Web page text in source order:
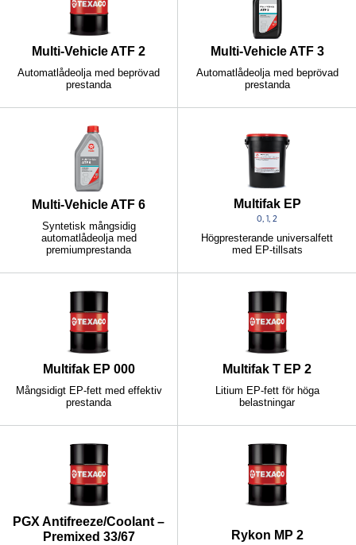
Multi-Vehicle ATF 2
Automatlådeolja med beprövad
prestanda
Multi-Vehicle ATF 3
Automatlådeolja med beprövad
prestanda
Multi-Vehicle ATF 6
Syntetisk mångsidig
automatlådeolja med
premiumprestanda
Multifak EP
0, 1, 2
Högpresterande universalfett
med EP-tillsats
Multifak EP 000
Mångsidigt EP-fett med effektiv
prestanda
Multifak T EP 2
Litium EP-fett för höga
belastningar
PGX Antifreeze/Coolant –
Premixed 33/67
Rykon MP 2